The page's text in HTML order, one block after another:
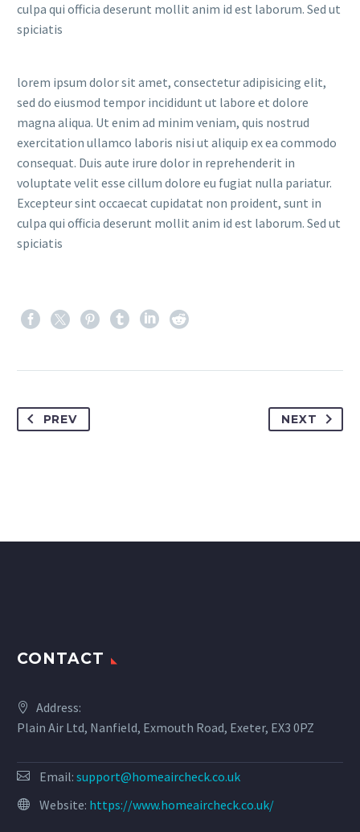
culpa qui officia deserunt mollit anim id est laborum. Sed ut
spiciatis
lorem ipsum dolor sit amet, consectetur adipisicing elit,
sed do eiusmod tempor incididunt ut labore et dolore
magna aliqua. Ut enim ad minim veniam, quis nostrud
exercitation ullamco laboris nisi ut aliquip ex ea commodo
consequat. Duis aute irure dolor in reprehenderit in
voluptate velit esse cillum dolore eu fugiat nulla pariatur.
Excepteur sint occaecat cupidatat non proident, sunt in
culpa qui officia deserunt mollit anim id est laborum. Sed ut
spiciatis
PREV NEXT
CONTACT
Address:
Plain Air Ltd, Nanfield, Exmouth Road, Exeter, EX3 0PZ
Email: support@homeaircheck.co.uk
Website: https://www.homeaircheck.co.uk/